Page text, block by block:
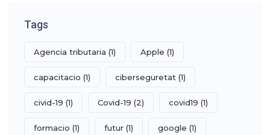
Tags
Agencia tributaria (1) Apple (1)
capacitacio (1) ciberseguretat (1)
civid-19 (1) Covid-19 (2) covid19 (1)
formacio (1) futur (1) google (1)